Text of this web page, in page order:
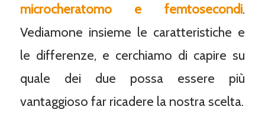
microcheratomo e femtosecondi.
Vediamone insieme le caratteristiche e
le differenze, e cerchiamo di capire su
quale dei due possa essere più
vantaggioso far ricadere la nostra scelta.